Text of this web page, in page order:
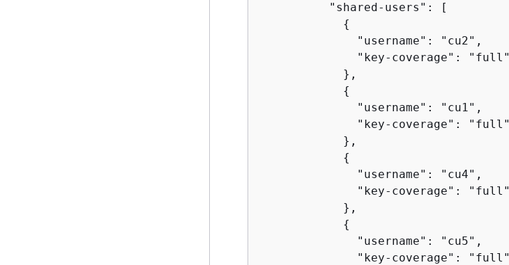
          "shared-users": [
{
              "username": "cu2",
              "key-coverage": "full"
            },
{
              "username": "cu1",
              "key-coverage": "full"
            },
{
              "username": "cu4",
              "key-coverage": "full"
            },
{
              "username": "cu5",
              "key-coverage": "full"